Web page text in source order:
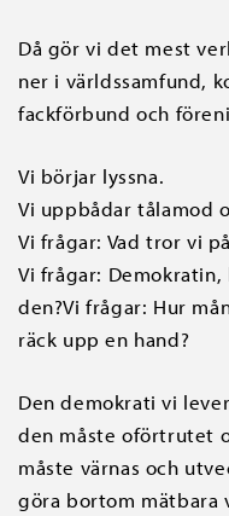
Då gör vi det mest
ner i världssamfund,
fackförbund och
Vi börjar lyssna.
Vi uppbådar tålamod
Vi frågar: Vad tror vi
Vi frågar:
den?Vi frågar: Hur
räck upp en hand?
Den demokrati vi
den måste oförtrutet
måste värnas och
göra bortom mätbara